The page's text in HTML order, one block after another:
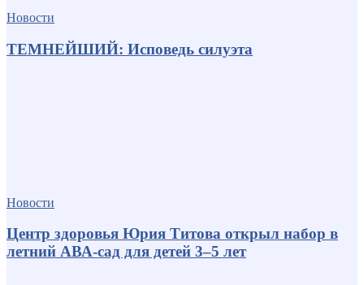
Новости
ТЕМНЕЙШИЙ: Исповедь силуэта
Новости
Центр здоровья Юрия Титова открыл набор в
летний АВА-сад для детей 3–5 лет